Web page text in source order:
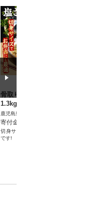
骨取り 塩さば 切身 計
1.3kg(650g×2パック)
【グローバルフーズ】a
kn061-40
鹿児島県阿久根市
寄付金額
切身サイズでお弁当にも最適
です!